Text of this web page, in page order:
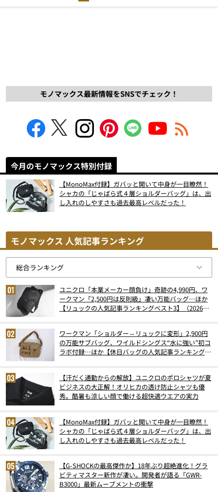
モノマックス最新情報をSNSでチェック！
今月のモノマックス特別付録
【MonoMax付録】ガバッと開いて中身が一目瞭然！
シャカの「じゃばら式４層ショルダーバッグ」は、出
し入れのしやすさも過去最高レベルだった！
モノマックス 人気記事ランキング
ユニクロ「本業メーカー顔負け」奇跡の4,990円、ワ
ークマン「2,500円は反則級」凄い万能バッグ…ほか
【リュックの人気記事ランキングベスト3】（2026年
ワークマン「ショルダー⇔リュックに変形」2,900円
の万能サブバッグ、ワイルドシングス“水に強い”初コ
ラボ付録…ほか【休日バッグの人気記事ランキングベ
【汗だく通勤からの解放】ユニクロのポロシャツが夏
ビジネスの大正解！オリヒカの透け防止シャツも優
秀。酷暑も涼しい顔で働ける超快適ウエアの実力
【MonoMax付録】ガバッと開いて中身が一目瞭然！
シャカの「じゃばら式４層ショルダーバッグ」は、出
し入れのしやすさも過去最高レベルだった！
【G-SHOCKの最高傑作か】18年ぶり超絶進化！グラ
ビティマスター新作が凄い。開発者が語る「GWR-
B3000」最新ムーブメントの衝撃